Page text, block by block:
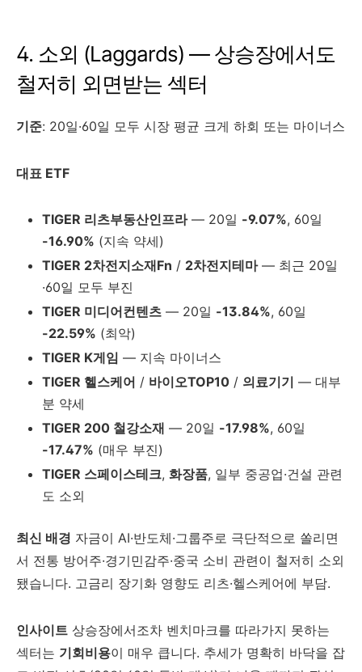
4. 소외 (Laggards) — 상승장에서도
철저히 외면받는 섹터
기준: 20일·60일 모두 시장 평균 크게 하회 또는 마이너스
대표 ETF
TIGER 리츠부동산인프라— 20일 -9.07%, 60일
-16.90% (지속 약세)
TIGER 2차전지소재Fn / 2차전지테마— 최근 20일
·60일 모두 부진
TIGER 미디어컨텐츠 — 20일 -13.84%, 60일
-22.59% (최악)
TIGER K게임 — 지속 마이너스
TIGER 헬스케어 / 바이오TOP10 / 의료기기 — 대부
분 약세
TIGER 200 철강소재 — 20일 -17.98%, 60일
-17.47% (매우 부진)
TIGER 스페이스테크, 화장품, 일부 중공업·건설 관련
도 소외
최신 배경 자금이 AI·반도체·그룹주로 극단적으로 쏠리면
서 전통 방어주·경기민감주·중국 소비 관련이 철저히 소외
됐습니다. 고금리 장기화 영향도 리츠·헬스케어에 부담.
인사이트 상승장에서조차 벤치마크를 따라가지 못하는
섹터는 기회비용이 매우 큽니다. 추세가 명확히 바닥을 잡